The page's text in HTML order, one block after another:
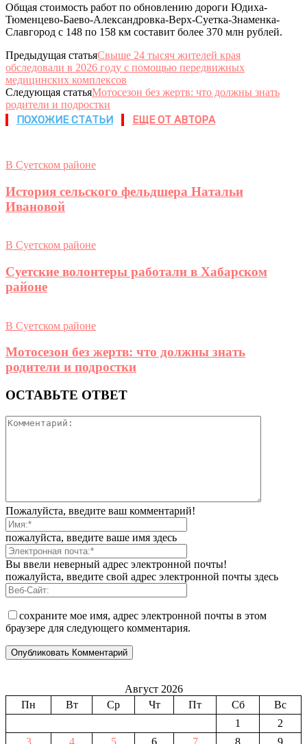
Общая стоимость работ по обновлению дороги Юдиха-
Тюменцево-Баево-Александровка-Верх-Суетка-Знаменка-
Славгород с 148 по 158 км составит более 370 млн рублей.
Предыдущая статьяСвыше 24 тысяч жителей края
обследовали в 2026 году с помощью передвижных
медицинских комплексов
Следующая статьяМотосезон без жертв: что должны знать
родители и подростки
ПОХОЖИЕ СТАТЬИ ЕЩЕ ОТ АВТОРА
В Суетском районе
История сельского фельдшера Натальи
Ивановой
В Суетском районе
Суетские волонтеры работали в Хабарском
районе
В Суетском районе
Мотосезон без жертв: что должны знать
родители и подростки
ОСТАВЬТЕ ОТВЕТ
Пожалуйста, введите ваш комментарий!
пожалуйста, введите ваше имя здесь
Вы ввели неверный адрес электронной почты!
пожалуйста, введите свой адрес электронной почты здесь
сохраните мое имя, адрес электронной почты в этом
браузере для следующего комментария.
Август 2026
Пн
Вт Ср Чт Пт Сб
Вс
1
2
3
4 5 6 7 8
9